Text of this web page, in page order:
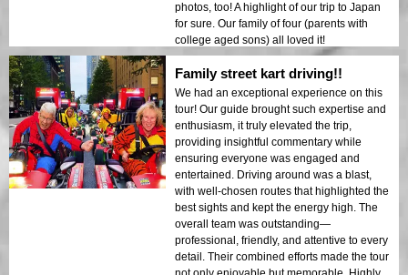
photos, too! A highlight of our trip to Japan
for sure. Our family of four (parents with
college aged sons) all loved it!
Family street kart driving!!
We had an exceptional experience on this
tour! Our guide brought such expertise and
enthusiasm, it truly elevated the trip,
providing insightful commentary while
ensuring everyone was engaged and
entertained. Driving around was a blast,
with well-chosen routes that highlighted the
best sights and kept the energy high. The
overall team was outstanding—
professional, friendly, and attentive to every
detail. Their combined efforts made the tour